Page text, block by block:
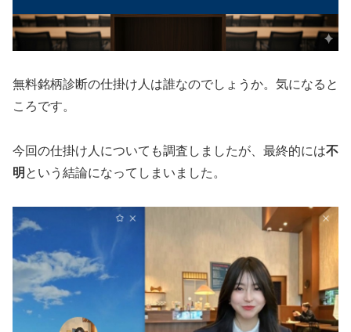
無料銘柄診断の仕掛け人は誰なのでしょうか。気になると
ころです。
今回の仕掛け人についても調査しましたが、最終的には不
明 という結論になってしまいました。